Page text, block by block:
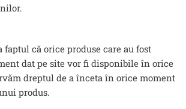
faptul că orice produse care au fost
dat pe site vor fi disponibile în orice
dreptul de a înceta în orice moment
produs.